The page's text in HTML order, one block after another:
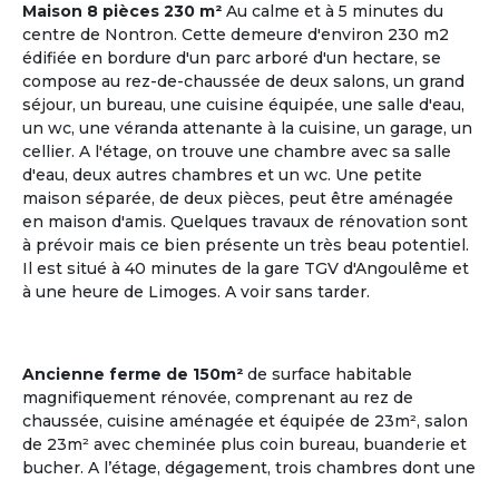
Maison 8 pièces 230 m² Au calme et à 5 minutes du
centre de Nontron. Cette demeure d'environ 230 m2
édifiée en bordure d'un parc arboré d'un hectare, se
compose au rez-de-chaussée de deux salons, un grand
séjour, un bureau, une cuisine équipée, une salle d'eau,
un wc, une véranda attenante à la cuisine, un garage, un
cellier. A l'étage, on trouve une chambre avec sa salle
d'eau, deux autres chambres et un wc. Une petite
maison séparée, de deux pièces, peut être aménagée
en maison d'amis. Quelques travaux de rénovation sont
à prévoir mais ce bien présente un très beau potentiel.
Il est situé à 40 minutes de la gare TGV d'Angoulême et
à une heure de Limoges. A voir sans tarder.
Ancienne ferme de 150m² de surface habitable
magnifiquement rénovée, comprenant au rez de
chaussée, cuisine aménagée et équipée de 23m², salon
de 23m² avec cheminée plus coin bureau, buanderie et
bucher. A l’étage, dégagement, trois chambres dont une
M'inscrire et créer mon profil
Communauté Lgbt Seniors
Les deux tiers des personnes âgées LGBT vivent
seuls ; il existe très peu de structure d'accueil
adaptée pour cette communauté.